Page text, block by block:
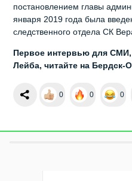
постановлением главы
января 2019 года была
следственного отдела СК
Первое интервью для СМИ,
Лейба, читайте на Бердск-
0 0 0